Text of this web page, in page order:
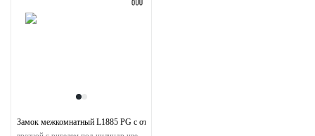
Замок межкомнатный L1885 PG с ответной планкой